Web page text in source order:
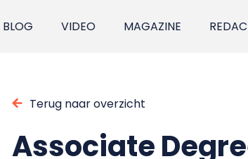
BLOG VIDEO MAGAZINE
Terug naar overzicht
Associate